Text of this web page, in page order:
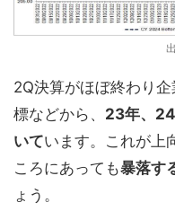
2Q決算がほぼ終わり
標などから、 23年、
いています。これが上
ころにあっても暴落す
ょう。